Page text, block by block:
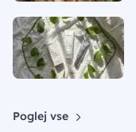
Poglej vse